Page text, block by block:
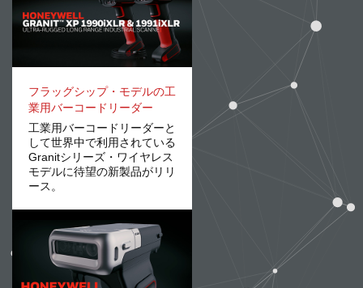
フラッグシップ・モデルの工
業用バーコードリーダー
工業用バーコードリーダーと
して世界中で利用されている
Granitシリーズ・ワイヤレス
モデルに待望の新製品がリリ
ース。